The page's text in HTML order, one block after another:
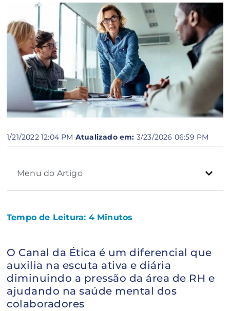
1/21/2022 12:04 PM·Atualizado em: 3/23/2026 06:59 PM
Menu do Artigo
Tempo de Leitura: 4 Minutos
O Canal da Ética é um diferencial que
auxilia na escuta ativa e diária
diminuindo a pressão da área de RH e
ajudando na saúde mental dos
colaboradores